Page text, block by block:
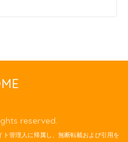
reserved.
管理人に帰属し、無断転載および引用を